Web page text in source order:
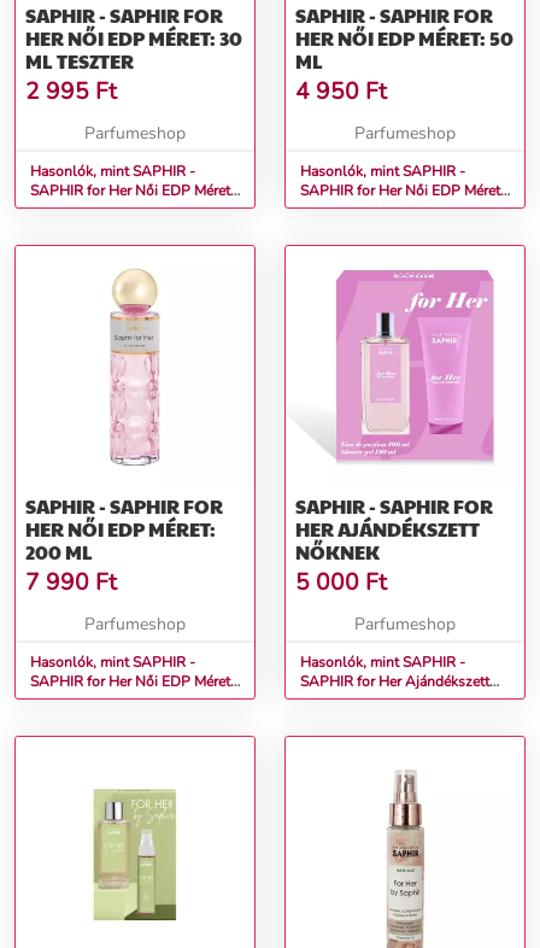
SAPHIR - SAPHIR FOR
HER NŐI EDP MÉRET: 30
ML TESZTER
2 995 Ft
Parfumeshop
Hasonlók, mint SAPHIR -
SAPHIR for Her Női EDP Méret:
30 ml teszter
SAPHIR - SAPHIR FOR
HER NŐI EDP MÉRET: 50
ML
4 950 Ft
Parfumeshop
Hasonlók, mint SAPHIR -
SAPHIR for Her Női EDP Méret:
50 ml
SAPHIR - SAPHIR FOR
HER NŐI EDP MÉRET:
200 ML
7 990 Ft
Parfumeshop
Hasonlók, mint SAPHIR -
SAPHIR for Her Női EDP Méret:
200 ml
SAPHIR - SAPHIR FOR
HER AJÁNDÉKSZETT
NŐKNEK
5 000 Ft
Parfumeshop
Hasonlók, mint SAPHIR -
SAPHIR for Her Ajándékszett
nőknek